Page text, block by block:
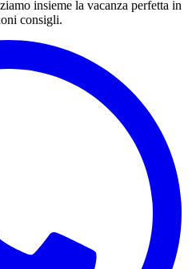
insieme la vacanza perfetta in
consigli.